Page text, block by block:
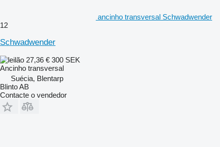
ancinho transversal Schwadwender
12
Schwadwender
27,36 € 300 SEK
Ancinho transversal
Suécia, Blentarp
Blinto AB
Contacte o vendedor